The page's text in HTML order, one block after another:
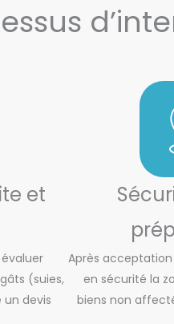
et
(suies,
devis
Après
en sécurité la
biens non